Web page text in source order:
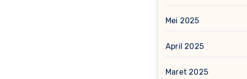
Mei 2025
April 2025
Maret 2025